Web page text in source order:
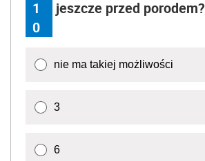
1
0
jeszcze przed porodem?
nie ma takiej możliwości
3
6